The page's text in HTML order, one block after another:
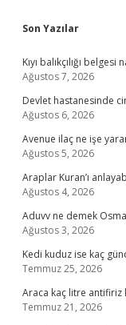
Sidebar
Son Yazılar
Kıyı balıkçılığı belgesi
Ağustos 7, 2026
Devlet hastanesinde
Ağustos 6, 2026
Avenue ilaç ne işe
Ağustos 5, 2026
Araplar Kuran’ı
Ağustos 4, 2026
Aduvv ne demek
Ağustos 3, 2026
Kedi kuduz ise kaç
Temmuz 25, 2026
Araca kaç litre antifiriz
Temmuz 21, 2026